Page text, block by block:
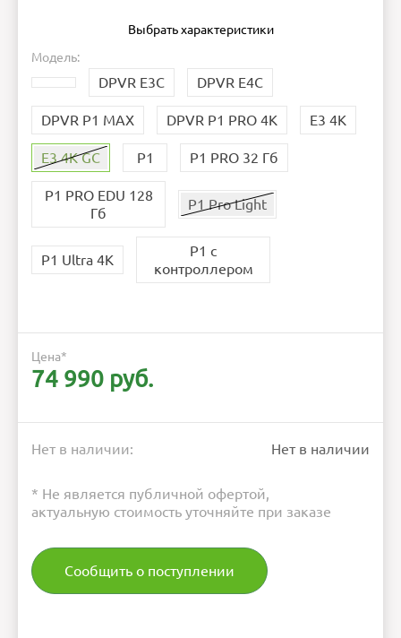
Выбрать характеристики
Модель:
DPVR E3С DPVR E4C
DPVR P1 MAX DPVR P1 PRO 4K E3 4K
E3 4K GC P1 P1 PRO 32 Гб
P1 PRO EDU 128
Гб
P1 Pro Light
P1 Ultra 4K
P1 с
контроллером
Цена*
74 990 руб.
Нет в наличии: Нет в наличии
* Не является публичной офертой,
актуальную стоимость уточняйте при заказе
Сообщить о поступлении